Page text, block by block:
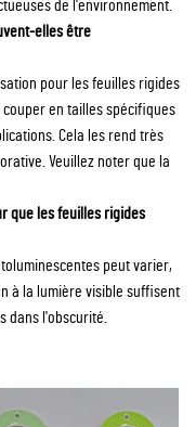
de l'environnement.
elles être
pour les feuilles rigides
en tailles spécifiques
Cela les rend très
Veuillez noter que la
que les feuilles rigides
peut varier,
à la lumière visible suffisent
dans l'obscurité.